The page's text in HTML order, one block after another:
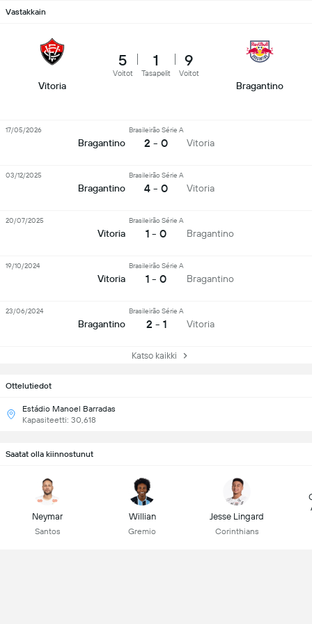
Ottelutiedot
Estádio Manoel Barradas
Kapasiteetti: 30,618
Vastakkain
Vitoria
5
Voitot
1
Tasapelit
9
Voitot
Bragantino
Bragantino
Brasileirão Série A
2 - 0 Vitoria
17/05/2026
Bragantino
Brasileirão Série A
4 - 0 Vitoria
03/12/2025
Vitoria
Brasileirão Série A
1 - 0 Bragantino
20/07/2025
Vitoria
Brasileirão Série A
1 - 0 Bragantino
19/10/2024
Bragantino
Brasileirão Série A
2 - 1 Vitoria
23/06/2024
Katso kaikki
Saatat olla kiinnostunut
Neymar
Santos
Willian
Gremio
Jesse Lingard
Corinthians